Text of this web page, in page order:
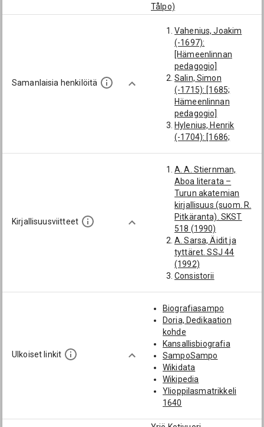
Tålpo)
Samanlaisia henkilöitä
Vahenius, Joakim
(-1697):
[Hämeenlinnan
pedagogio]
Salin, Simon
(-1715): [1685;
Hämeenlinnan
pedagogio]
Hylenius, Henrik
(-1704): [1686;
Teckalenius, Jakob
(-1663):
[Hämeenlinnan
pedagogio]
Thuronius, Johan
(1630-1701):
[ylimmän luokan
stipendiaatti; 1655;
Hämeenlinnan
pedagogio]
Kaskas, Jakob
[Hämeenlinnan
pedagogio]
Kirjallisuusviitteet
A. A. Stiernman,
Aboa literata –
Turun akatemian
kirjallisuus (suom. R.
Pitkäranta). SKST
518 (1990)
A. Sarsa, Äidit ja
tyttäret. SSJ 44
(1992)
Consistorii
1685 (utg. T.
Carpelan, 1914)
E. Koskenvesa,
Viipurin
tuomiorovasti
Petrus
Carsteniuksen
kuolinaika. Genos 47
(1976)
G. Marklin, Ad
Ulkoiset linkit
Biografiasampo
Doria, Dedikaation
kohde
Kansallisbiografia
SampoSampo
Wikidata
Wikipedia
Ylioppilasmatrikkeli
1640